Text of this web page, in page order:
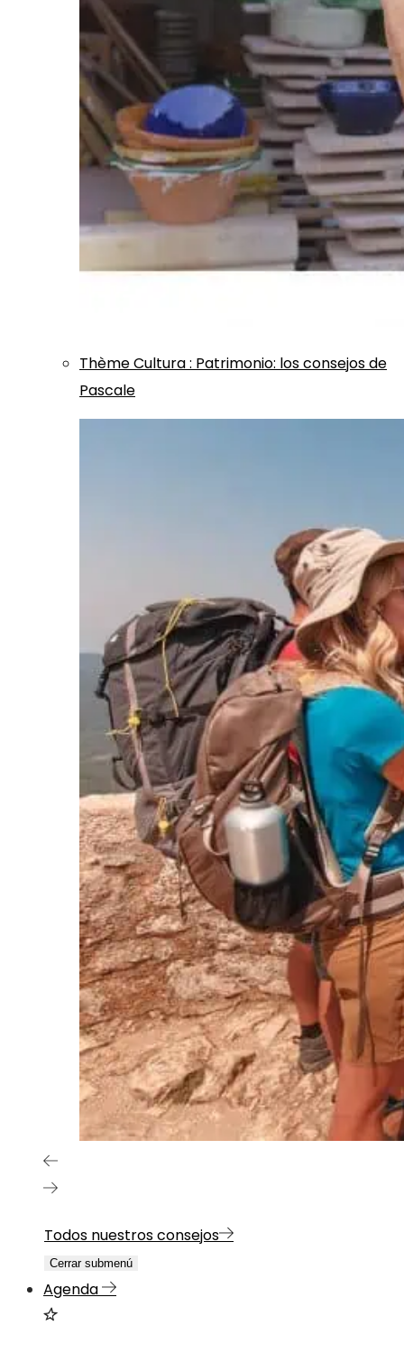
ThèmeCultura: Patrimonio: los consejos de
Pascale
Todos nuestros consejos
Cerrar submenú
Agenda